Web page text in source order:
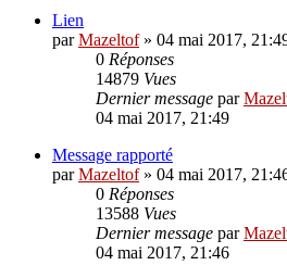
Lien
parMazeltof» 04 mai 2017,
0 Réponses
14879 Vues
Dernier message par
04 mai 2017, 21:49
Message rapporté
parMazeltof» 04 mai 2017,
0 Réponses
13588 Vues
Dernier message par
04 mai 2017, 21:46